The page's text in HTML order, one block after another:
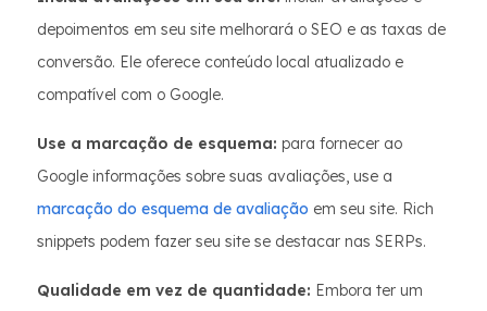
depoimentos em seu site melhorará o SEO e as taxas de
conversão. Ele oferece conteúdo local atualizado e
compatível com o Google.
Use a marcação de esquema: para fornecer ao
Google informações sobre suas avaliações, use a
marcação do esquema de avaliação em seu site. Rich
snippets podem fazer seu site se destacar nas SERPs.
Qualidade em vez de quantidade: Embora ter um